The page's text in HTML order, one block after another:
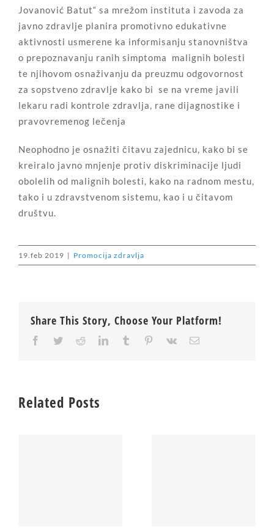
Jovanović Batut“ sa mrežom instituta i zavoda za
javno zdravlje planira promotivno edukativne
aktivnosti usmerene ka informisanju stanovništva
o prepoznavanju ranih simptoma malignih bolesti
te njihovom osnaživanju da preuzmu odgovornost
za sopstveno zdravlje kako bi se na vreme javili
lekaru radi kontrole zdravlja, rane dijagnostike i
pravovremenog lečenja
Neophodno je osnažiti čitavu zajednicu, kako bi se
kreiralo javno mnjenje protiv diskriminacije ljudi
obolelih od malignih bolesti, kako na radnom mestu,
tako i u zdravstvenom sistemu, kao i u čitavom
društvu.
19.feb 2019 | Promocija zdravlja
Share This Story, Choose Your Platform!
Facebook
TwitterReddit LinkedIn
TumblrPinterest
Vk
Related Posts